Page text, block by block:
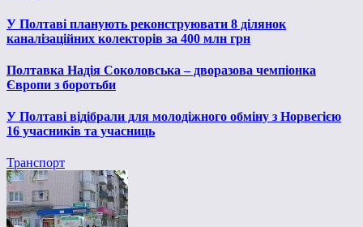
У Полтаві планують реконструювати 8 ділянок
каналізаційних колекторів за 400 млн грн
Полтавка Надія Соколовська – дворазова чемпіонка
Європи з боротьби
У Полтаві відібрали для молодіжного обміну з Норвегією
16 учасників та учасниць
Транспорт